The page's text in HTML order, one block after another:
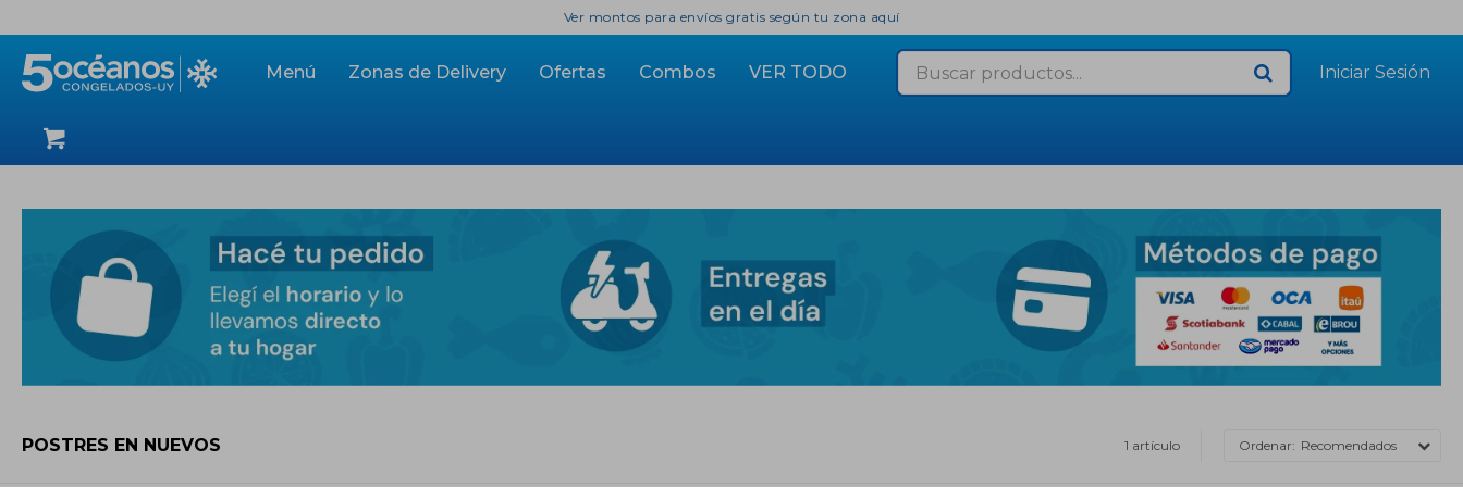
Menú Zonas de Delivery Ofertas Combos VER TODO
Ver montos para envíos gratis según tu zona aquí
POSTRES EN NUEVOS 1 artículo Recomendados